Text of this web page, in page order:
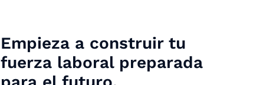
Empieza a construir tu
fuerza laboral preparada